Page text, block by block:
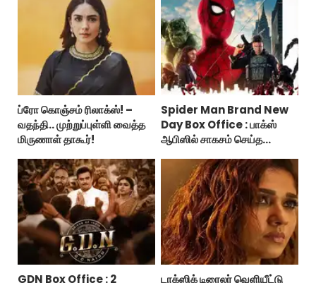
ப்ரோ கொஞ்சம் ரிலாக்ஸ்! –
வதந்தி.. முற்றுப்புள்ளி வைத்த
மிருணாள் தாகூர்!
Spider Man Brand New
Day Box Office : பாக்ஸ்
ஆபிஸில் சாகசம் செய்த
GDN Box Office : 2
டாக்ஸிக் டிரைலர் வெளியீட்டு